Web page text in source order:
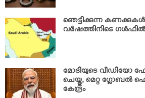
ഞെട്ടിക്കുന്ന കണക്കുകള്‍;
വര്‍ഷത്തിനിടെ
മോദിയുടെ വീഡിയോ
ചെയ്തു; മെറ്റ ഗ്ലോബല്‍
കേന്ദ്രം